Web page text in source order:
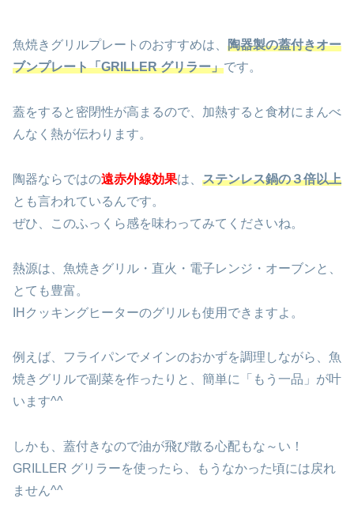
魚焼きグリルプレートのおすすめは、 陶器製の蓋付きオー
ブンプレート「GRILLER グリラー」です。
蓋をすると密閉性が高まるので、加熱すると食材にまんべ
んなく熱が伝わります。
陶器ならではの遠赤外線効果は、 ステンレス鍋の３倍以上
とも言われているんです。
ぜひ、このふっくら感を味わってみてくださいね。
熱源は、魚焼きグリル・直火・電子レンジ・オーブンと、
とても豊富。
IHクッキングヒーターのグリルも使用できますよ。
例えば、フライパンでメインのおかずを調理しながら、魚
焼きグリルで副菜を作ったりと、簡単に「もう一品」が叶
います^^
しかも、蓋付きなので油が飛び散る心配もな～い！
GRILLER グリラーを使ったら、もうなかった頃には戻れ
ません^^